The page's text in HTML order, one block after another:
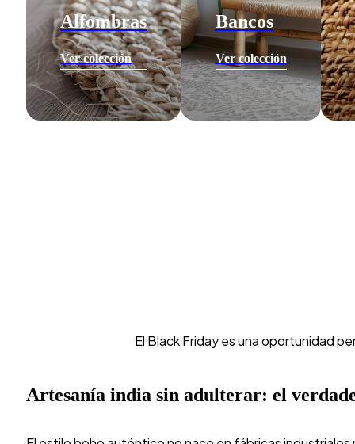
Alfombras
Ver colección
Bancos
Ver colección
El Black Friday es una oportunidad
Artesanía india sin adulterar: el